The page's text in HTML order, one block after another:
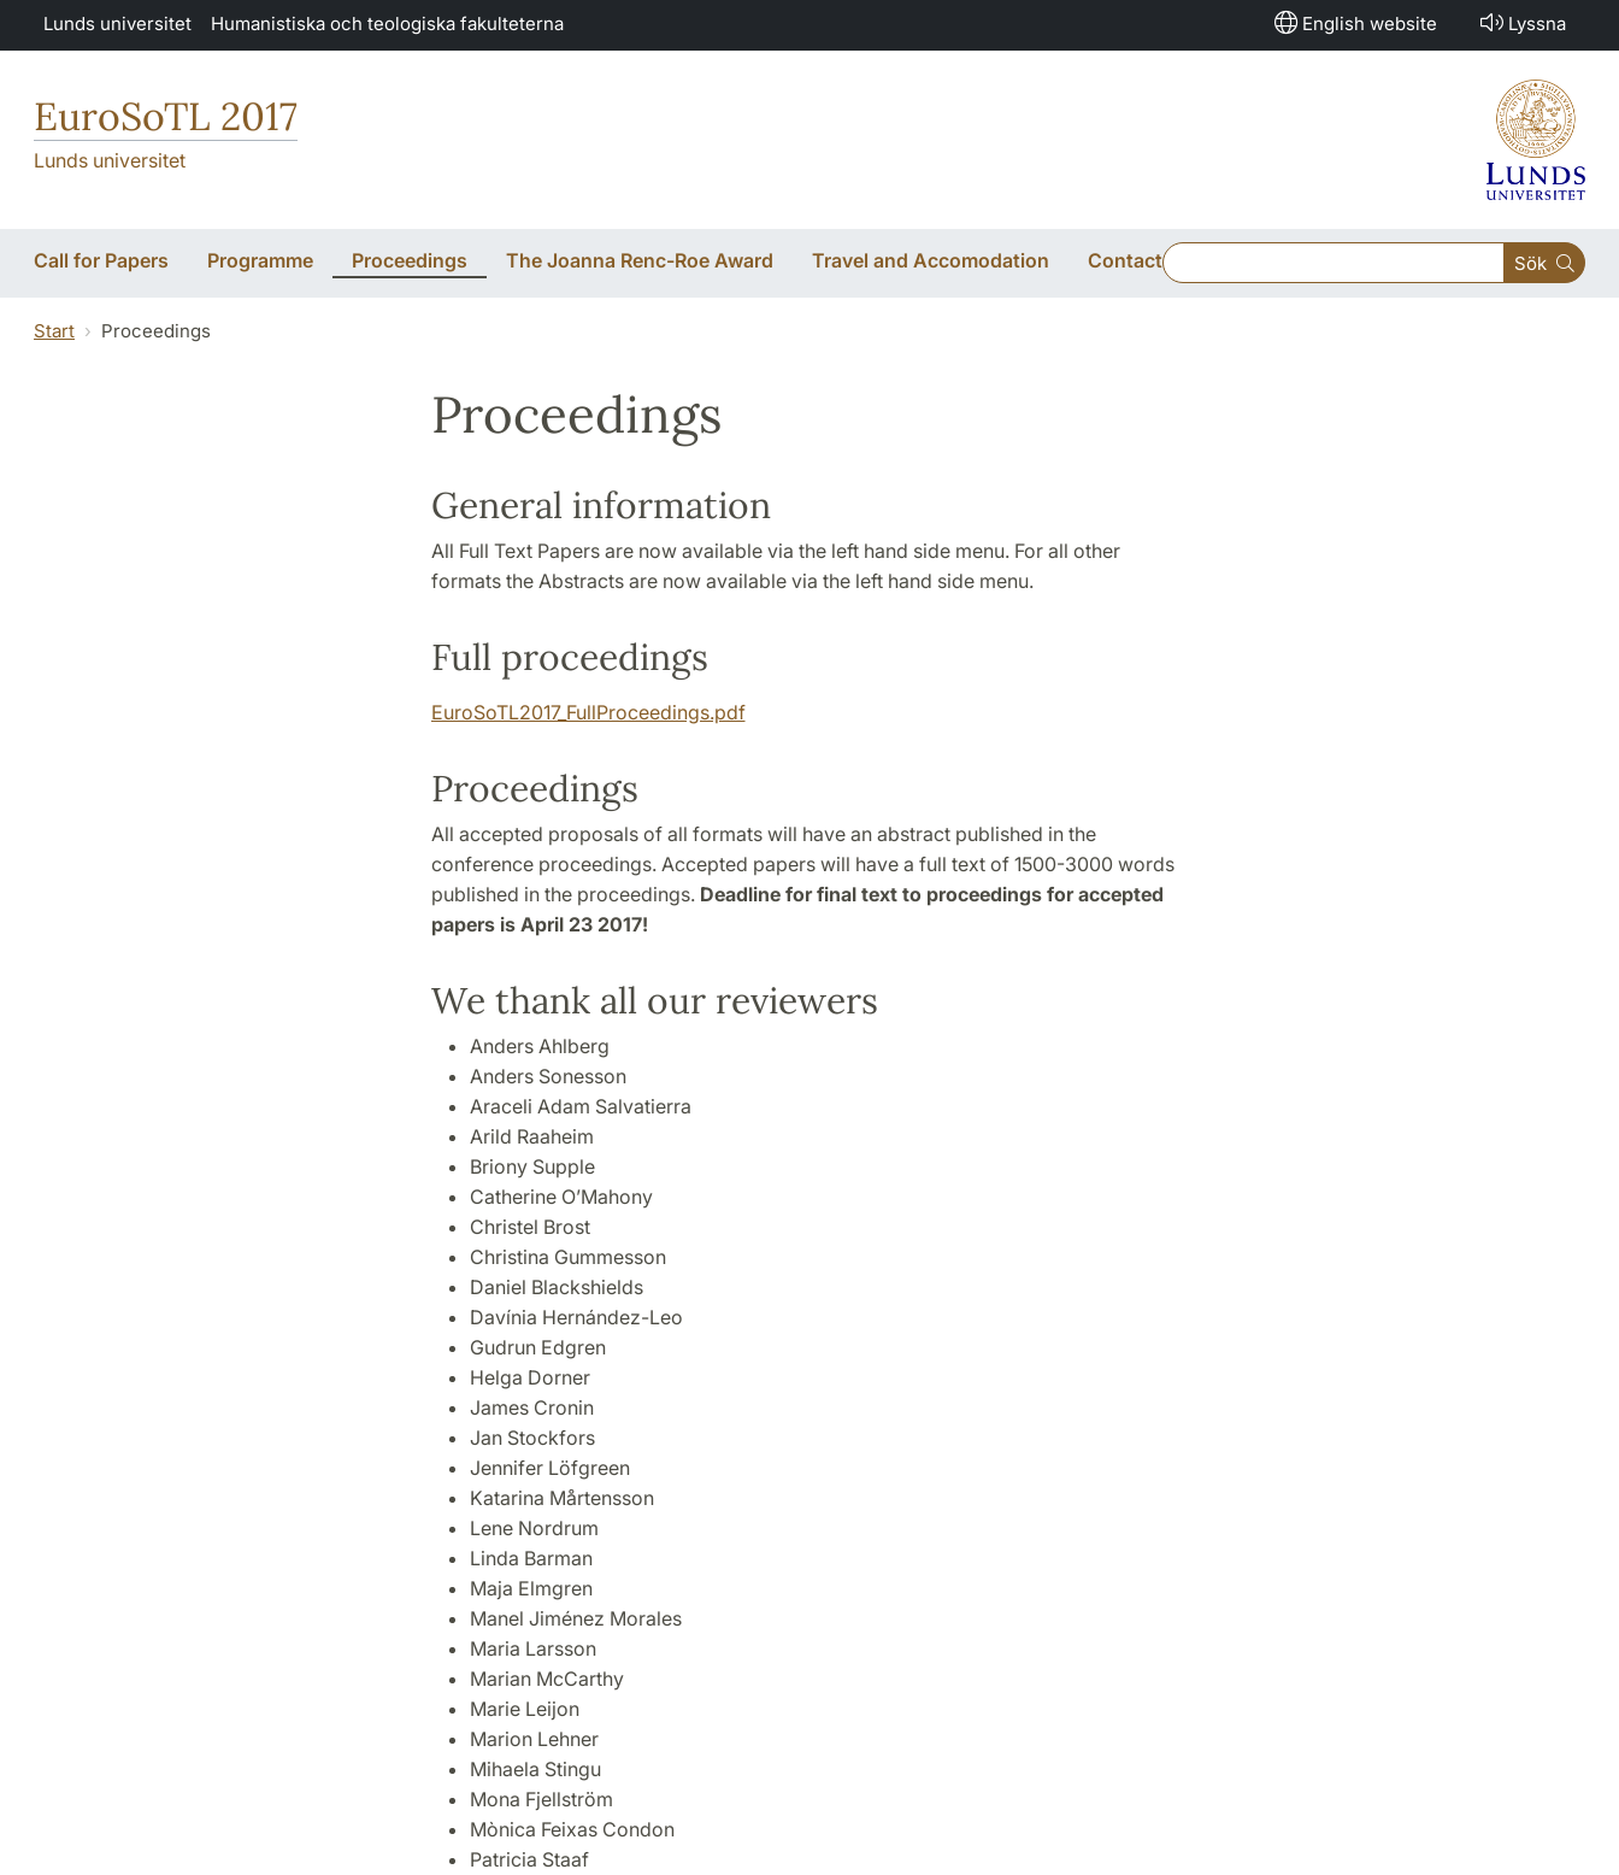
Hoppa till huvudinnehåll
Lunds universitet Humanistiska och teologiska fakulteterna English website Lyssna
EuroSoTL 2017
Lunds universitet
Call for Papers Programme Proceedings The Joanna Renc-Roe Award Travel and Accomodation Contact Sök
Start Proceedings
Proceedings
General information
All Full Text Papers are now available via the left hand side menu. For all other
formats the Abstracts are now available via the left hand side menu.
Full proceedings
EuroSoTL2017_FullProceedings.pdf
Proceedings
All accepted proposals of all formats will have an abstract published in the
conference proceedings. Accepted papers will have a full text of 1500-3000 words
published in the proceedings. Deadline for final text to proceedings for accepted
papers is April 23 2017!
We thank all our reviewers
Anders Ahlberg
Anders Sonesson
Araceli Adam Salvatierra
Arild Raaheim
Briony Supple
Catherine O’Mahony
Christel Brost
Christina Gummesson
Daniel Blackshields
Davínia Hernández-Leo
Gudrun Edgren
Helga Dorner
James Cronin
Jan Stockfors
Jennifer Löfgreen
Katarina Mårtensson
Lene Nordrum
Linda Barman
Maja Elmgren
Manel Jiménez Morales
Maria Larsson
Marian McCarthy
Marie Leijon
Marion Lehner
Mihaela Stingu
Mona Fjellström
Mònica Feixas Condon
Patricia Staaf